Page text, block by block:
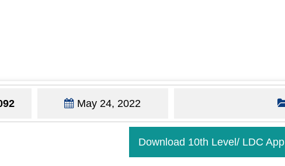
May 24, 2022
Download 10th Level/ LDC App